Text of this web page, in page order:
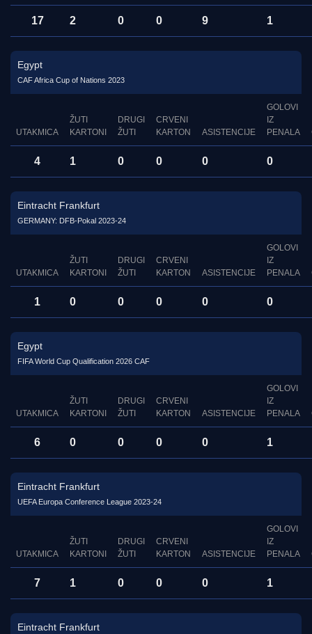
17 2 0 0 9 1
Egypt
CAF Africa Cup of Nations 2023
UTAKMICA
ŽUTI
KARTONI
DRUGI
ŽUTI
CRVENI
KARTON
ASISTENCIJE
GOLOVI
IZ
PENALA
4 1 0 0 0 0
Eintracht Frankfurt
GERMANY: DFB-Pokal 2023-24
UTAKMICA
ŽUTI
KARTONI
DRUGI
ŽUTI
CRVENI
KARTON
ASISTENCIJE
GOLOVI
IZ
PENALA
1 0 0 0 0 0
Egypt
FIFA World Cup Qualification 2026 CAF
UTAKMICA
ŽUTI
KARTONI
DRUGI
ŽUTI
CRVENI
KARTON
ASISTENCIJE
GOLOVI
IZ
PENALA
6 0 0 0 0 1
Eintracht Frankfurt
UEFA Europa Conference League 2023-24
UTAKMICA
ŽUTI
KARTONI
DRUGI
ŽUTI
CRVENI
KARTON
ASISTENCIJE
GOLOVI
IZ
PENALA
7 1 0 0 0 1
Eintracht Frankfurt